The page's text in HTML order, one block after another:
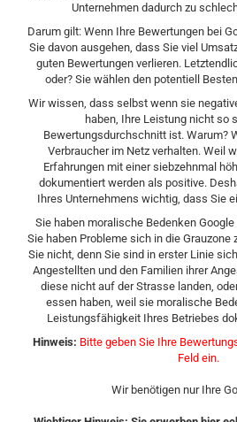
Unternehmen dadurch zu
Darum gilt: Wenn Ihre Bewertungen bei
Sie davon ausgehen, dass Sie viel
guten Bewertungen verlieren.
oder? Sie wählen den potentiell
Wir wissen, dass selbst wenn sie
haben, Ihre Leistung nicht so
Bewertungsdurchschnitt ist. Warum?
Verbraucher im Netz verhalten. Weil
Erfahrungen mit einer siebzehnmal
dokumentiert werden als positive.
Ihres Unternehmens wichtig, dass Sie
Sie haben moralische Bedenken
Sie haben Probleme sich in die Grauzone
Sie nicht, denn Sie sind in erster Linie
Angestellten und den Familien ihrer
diese nicht auf der Strasse landen,
essen haben, weil sie moralische
Leistungsfähigkeit Ihres Betriebes
Hinweis: Bitte geben Sie Ihre
Feld ein.
Wir benötigen nur Ihre